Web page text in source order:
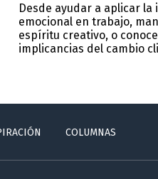
Desde ayudar a aplicar la
emocional en trabajo,
espíritu creativo, o
implicancias del cambio
COLUMNAS